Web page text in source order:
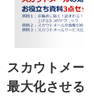
スカウトメー
最大化させる